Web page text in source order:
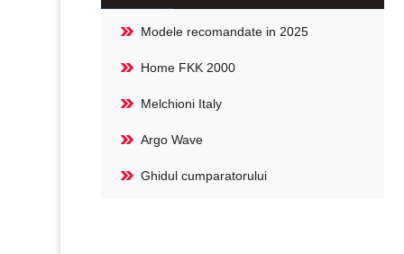
Modele recomandate in 2025
Home FKK 2000
Melchioni Italy
Argo Wave
Ghidul cumparatorului